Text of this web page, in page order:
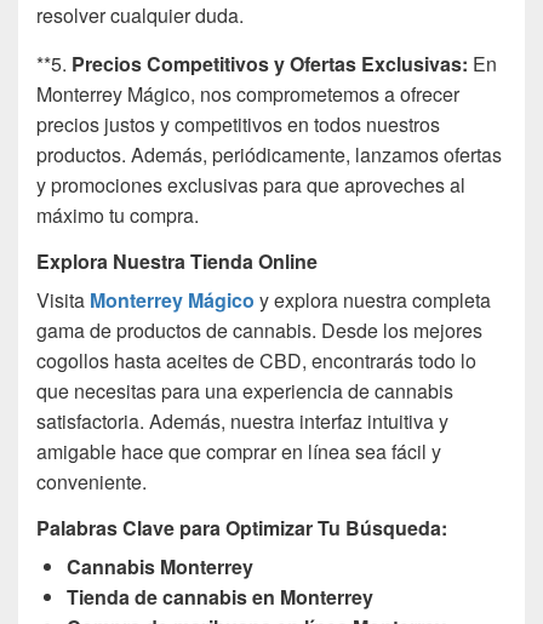
resolver cualquier duda.
**5. Precios Competitivos y Ofertas Exclusivas: En
Monterrey Mágico, nos comprometemos a ofrecer
precios justos y competitivos en todos nuestros
productos. Además, periódicamente, lanzamos ofertas
y promociones exclusivas para que aproveches al
máximo tu compra.
Explora Nuestra Tienda Online
Visita Monterrey Mágico y explora nuestra completa
gama de productos de cannabis. Desde los mejores
cogollos hasta aceites de CBD, encontrarás todo lo
que necesitas para una experiencia de cannabis
satisfactoria. Además, nuestra interfaz intuitiva y
amigable hace que comprar en línea sea fácil y
conveniente.
Palabras Clave para Optimizar Tu Búsqueda:
Cannabis Monterrey
Tienda de cannabis en Monterrey